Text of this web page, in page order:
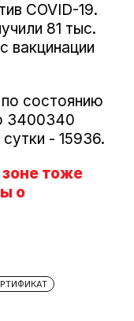
COVID-19.
81 тыс.
вакцинации
состоянию
3400340
- 15936.
тоже
о